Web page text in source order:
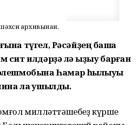
архивынан.
түгел, Рәсәйҙең башҡа
сит илдәрҙә лә ҡыҙыу барған
флешмобына Һамар һылыуы
ла ҡушылды.
милләттәшебеҙ күрше